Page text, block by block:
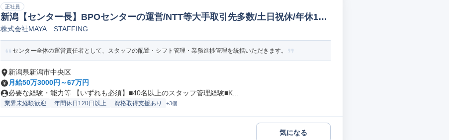
正社員
新潟【センター長】BPOセンターの運営/NTT等大手取引先多数/土日祝休/年休125
日 コールセンター管理/運営
株式会社MAYA STAFFING
センター全体の運営責任者として、スタッフの配置・シフト管理・業務進捗管理を統括いただきます。
新潟県新潟市中央区
月給50万3000円～67万円
必要な経験・能力等 【いずれも必須】■40名以上のスタッフ管理経験■K...
業界未経験歓迎 年間休日120日以上 資格取得支援あり +3個
気になる